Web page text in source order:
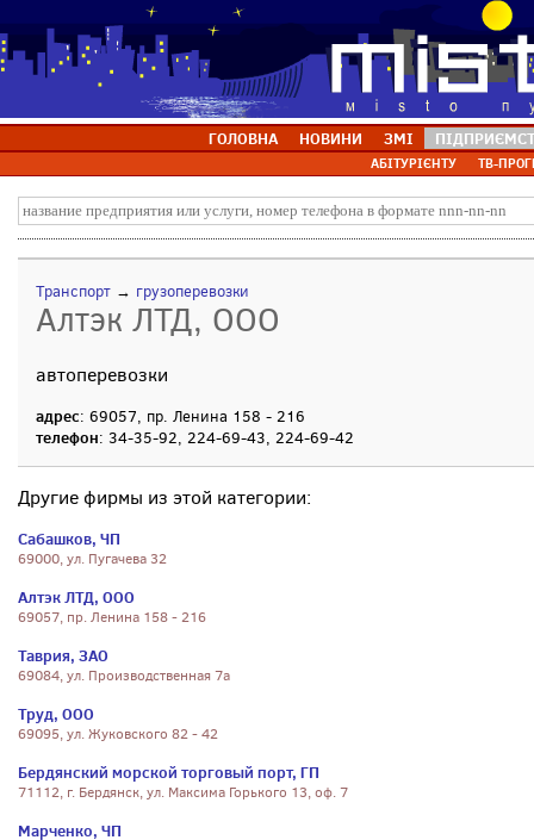
ГОЛОВНА НОВИНИ ЗМІ
АБІТУРІЄНТУ ТВ-
Транспорт → грузоперевозки
Алтэк ЛТД, ООО
автоперевозки
адрес: 69057, пр. Ленина 158 - 216
телефон: 34-35-92, 224-69-43, 224-69-42
Другие фирмы из этой категории:
Сабашков, ЧП
69000, ул. Пугачева 32
Алтэк ЛТД, ООО
69057, пр. Ленина 158 - 216
Таврия, ЗАО
69084, ул. Производственная 7а
Труд, ООО
69095, ул. Жуковского 82 - 42
Бердянский морской торговый порт, ГП
71112, г. Бердянск, ул. Максима Горького 13, оф. 7
Марченко, ЧП